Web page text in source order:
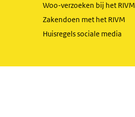
Woo-verzoeken bij het RIVM
Zakendoen met het RIVM
Huisregels sociale media